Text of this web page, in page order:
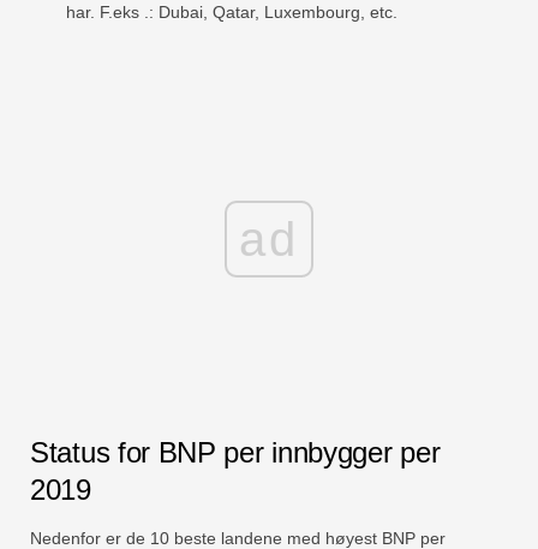
har. F.eks .: Dubai, Qatar, Luxembourg, etc.
ad
Status for BNP per innbygger per
2019
Nedenfor er de 10 beste landene med høyest BNP per